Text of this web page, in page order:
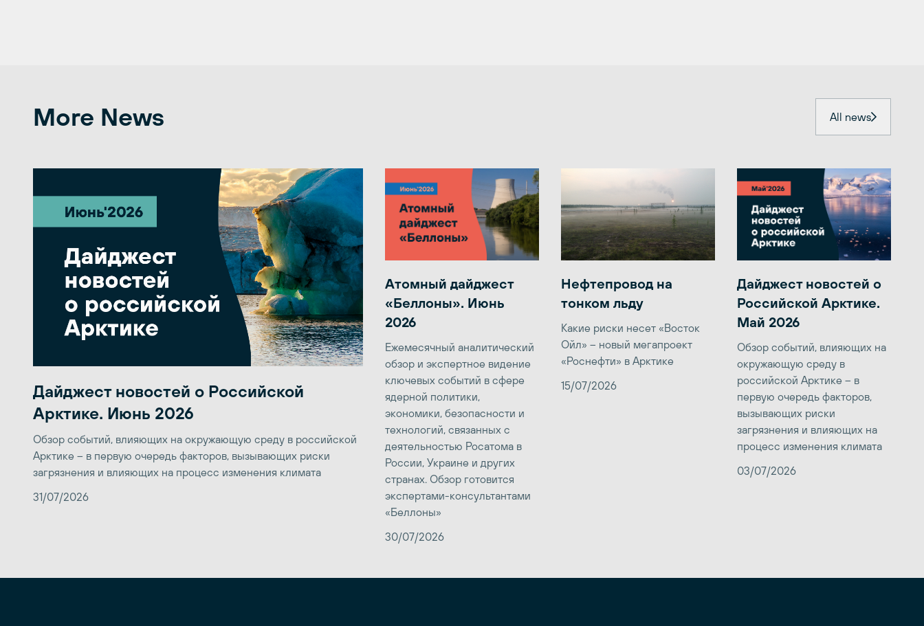
More News All news
Дайджест новостей о Российской
Арктике. Июнь 2026
Обзор событий, влияющих на окружающую среду в российской
Арктике – в первую очередь факторов, вызывающих риски
загрязнения и влияющих на процесс изменения климата
31/07/2026
Атомный дайджест
«Беллоны». Июнь
2026
Ежемесячный аналитический
обзор и экспертное видение
ключевых событий в сфере
ядерной политики,
экономики, безопасности и
технологий, связанных с
деятельностью Росатома в
России, Украине и других
странах. Обзор готовится
экспертами-консультантами
«Беллоны»
30/07/2026
Нефтепровод на
тонком льду
Какие риски несет «Восток
Ойл» – новый мегапроект
«Роснефти» в Арктике
15/07/2026
Дайджест новостей о
Российской Арктике.
Май 2026
Обзор событий, влияющих на
окружающую среду в
российской Арктике – в
первую очередь факторов,
вызывающих риски
загрязнения и влияющих на
процесс изменения климата
03/07/2026